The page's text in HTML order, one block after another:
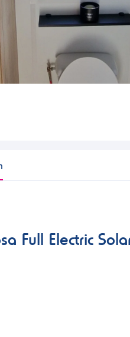
Full Electric